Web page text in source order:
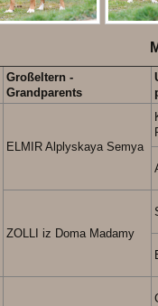
Großeltern -
Grandparents
ELMIR Alplyskaya Semya
ZOLLI iz Doma Madamy